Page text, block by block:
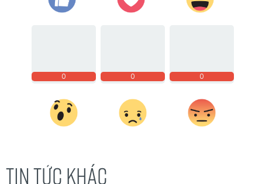
0 0 0
TIN TỨC KHÁC